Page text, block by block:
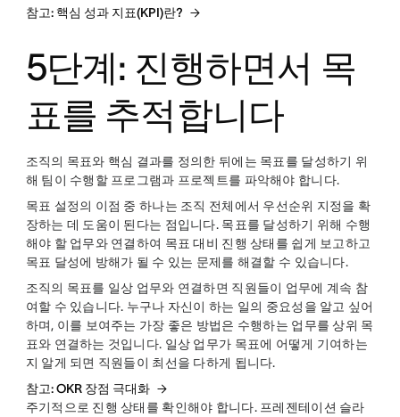
참고: 핵심 성과 지표(KPI)란?
5단계: 진행하면서 목
표를 추적합니다
조직의 목표와 핵심 결과를 정의한 뒤에는 목표를 달성하기 위
해 팀이 수행할 프로그램과 프로젝트를 파악해야 합니다.
목표 설정의 이점 중 하나는 조직 전체에서 우선순위 지정을 확
장하는 데 도움이 된다는 점입니다. 목표를 달성하기 위해 수행
해야 할 업무와 연결하여 목표 대비 진행 상태를 쉽게 보고하고
목표 달성에 방해가 될 수 있는 문제를 해결할 수 있습니다.
조직의 목표를 일상 업무와 연결하면 직원들이 업무에 계속 참
여할 수 있습니다. 누구나 자신이 하는 일의 중요성을 알고 싶어
하며, 이를 보여주는 가장 좋은 방법은 수행하는 업무를 상위 목
표와 연결하는 것입니다. 일상 업무가 목표에 어떻게 기여하는
지 알게 되면 직원들이 최선을 다하게 됩니다.
참고: OKR 장점 극대화
주기적으로 진행 상태를 확인해야 합니다. 프레젠테이션 슬라